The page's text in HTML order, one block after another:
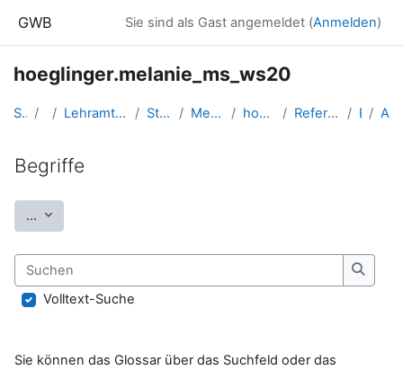
GWB Sie sind als Gast angemeldet (Anmelden)
hoeglinger.melanie_ms_ws20
Startseite Kurse Lehramtsausbildung GW im Cluster Österreich Mitte Studentische Lernkurse Methodik der NMS - 2020 WS hoeglinger.melanie_ms_ws20 Referate "Probleme der Globalisierung" Begriffe Alphabetisch
Begriffe
... Einträge exportieren
Suchen
Volltext-Suche
Sie können das Glossar über das Suchfeld oder das